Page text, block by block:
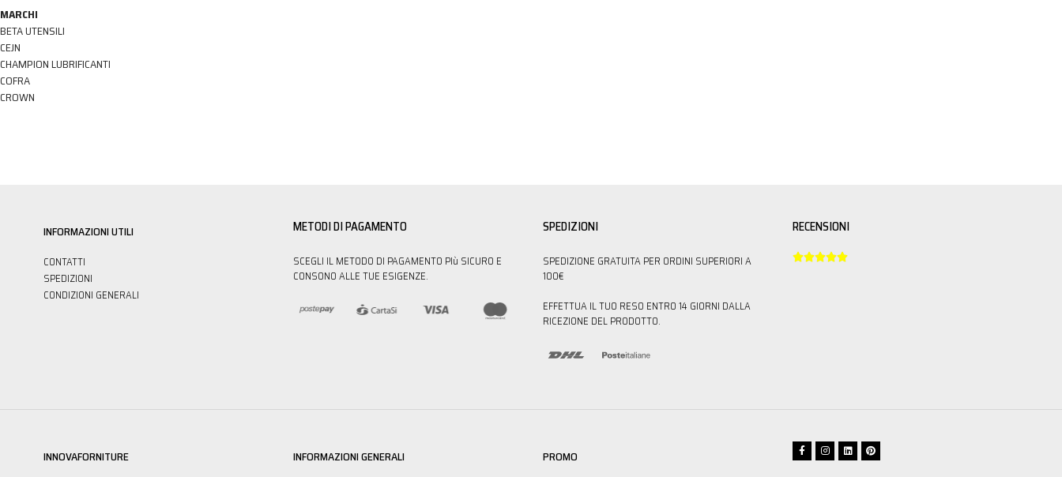
MARCHI
BETA UTENSILI
CEJN
CHAMPION LUBRIFICANTI
COFRA
CROWN
INFORMAZIONI UTILI
CONTATTI
SPEDIZIONI
CONDIZIONI GENERALI
METODI DI PAGAMENTO
SCEGLI IL METODO DI PAGAMENTO PIù SICURO E
CONSONO ALLE TUE ESIGENZE.
SPEDIZIONI
SPEDIZIONE GRATUITA PER ORDINI SUPERIORI A
100€
EFFETTUA IL TUO RESO ENTRO 14 GIORNI DALLA
RICEZIONE DEL PRODOTTO.
RECENSIONI

INNOVAFORNITURE INFORMAZIONI GENERALI PROMO